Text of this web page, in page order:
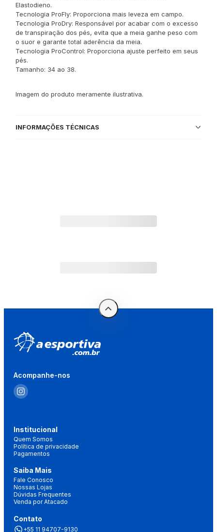
Elastodieno.
Tecnologia ProFly: Proporciona mais leveza em campo.
Tecnologia ProDry: Responsável por acabar com o excesso
de transpiração dos pés, evita que a meia ganhe peso com
o suor e garante total aderência da meia.
Tecnologia ProControl: Proporciona ajuste perfeito em seus
pés.
Tamanho: 34 ao 38.
Imagem do produto meramente ilustrativa.
INFORMAÇÕES TÉCNICAS
Acompanhe-nos
Institucional
Quem Somos
Política de privacidade
Pagamentos
Saiba Mais
Fale Conosco
Nossas Lojas
Dúvidas Frequentes
Venda por Atacado
Contato
+55 11 94707-9130